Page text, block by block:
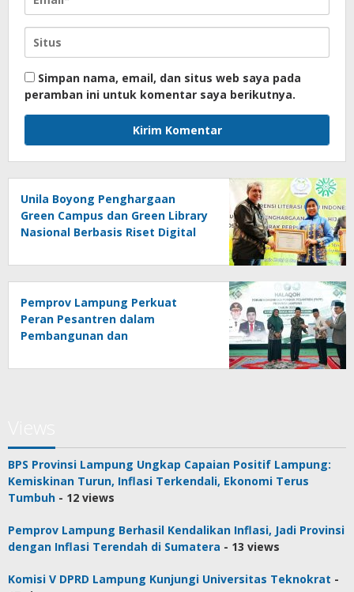
Simpan nama, email, dan situs web saya pada
peramban ini untuk komentar saya berikutnya.
Unila Boyong Penghargaan
Green Campus dan Green Library
Nasional Berbasis Riset Digital
Pemprov Lampung Perkuat
Peran Pesantren dalam
Pembangunan dan
BPS Provinsi Lampung Ungkap Capaian Positif Lampung:
Kemiskinan Turun, Inflasi Terkendali, Ekonomi Terus
Tumbuh - 12 views
Pemprov Lampung Berhasil Kendalikan Inflasi, Jadi Provinsi
dengan Inflasi Terendah di Sumatera - 13 views
Komisi V DPRD Lampung Kunjungi Universitas Teknokrat -